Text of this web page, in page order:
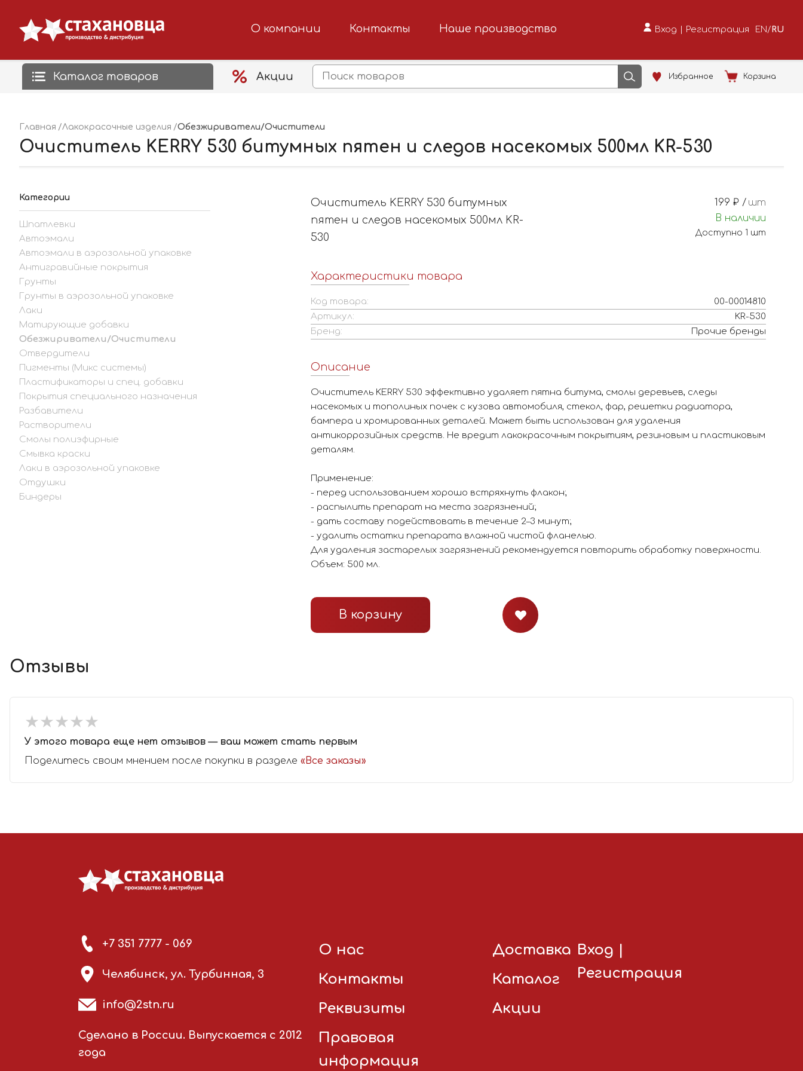
О компании Контакты Наше производство Вход | Регистрация EN /RU
Каталог товаров Акции Избранное Корзина
Главная Лакокрасочные изделия Обезжириватели/Очистители
Очиститель KERRY 530 битумных пятен и следов насекомых 500мл KR-530
Категории
Шпатлевки
Автоэмали
Автоэмали в аэрозольной упаковке
Антигравийные покрытия
Грунты
Грунты в аэрозольной упаковке
Лаки
Матирующие добавки
Обезжириватели/Очистители
Отвердители
Пигменты (Микс системы)
Пластификаторы и спец. добавки
Покрытия специального назначения
Разбавители
Растворители
Смолы полиэфирные
Смывка краски
Лаки в аэрозольной упаковке
Отдушки
Биндеры
Очиститель KERRY 530 битумных
пятен и следов насекомых 500мл KR-
530
Характеристики товара
Код товара:
00-00014810
Артикул:
KR-530
Бренд:
Прочие бренды
Описание
Очиститель KERRY 530 эффективно удаляет пятна битума, смолы деревьев, следы
насекомых и тополиных почек с кузова автомобиля, стекол, фар, решетки радиатора,
бампера и хромированных деталей. Может быть использован для удаления
антикоррозийных средств. Не вредит лакокрасочным покрытиям, резиновым и пластиковым
деталям.
Применение:
- перед использованием хорошо встряхнуть флакон;
- распылить препарат на места загрязнений;
- дать составу подействовать в течение 2–3 минут;
- удалить остатки препарата влажной чистой фланелью.
Для удаления застарелых загрязнений рекомендуется повторить обработку поверхности.
Объем: 500 мл.
199 ₽ / шт
В наличии
Доступно 1 шт
В корзину
Отзывы
★★★★★
★★★★★
У этого товара еще нет отзывов — ваш может стать первым
Поделитесь своим мнением после покупки в разделе «Все заказы»
+7 351 7777 - 069
Челябинск, ул. Турбинная, 3
info@2stn.ru
Сделано в России. Выпускается с 2012
года
О нас
Контакты
Реквизиты
Правовая
информация
Доставка
Каталог
Акции
Вход |
Регистрация